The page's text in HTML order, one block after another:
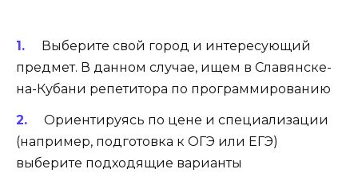
Выберите свой город и интересующий
предмет. В данном случае, ищем в Славянске-
на-Кубани репетитора по программированию
Ориентируясь по цене и специализации
(например, подготовка к ОГЭ или ЕГЭ)
выберите подходящие варианты